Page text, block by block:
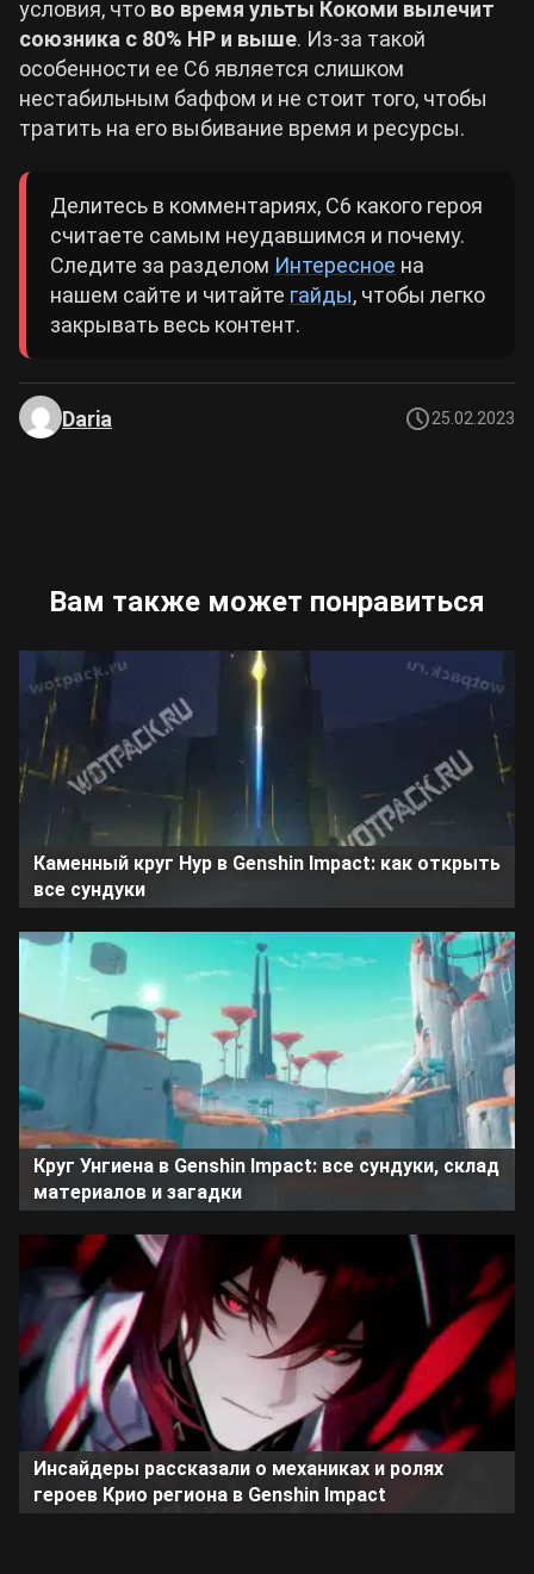
условия, что во время ульты Кокоми вылечит
союзника с 80% HP и выше. Из-за такой
особенности ее С6 является слишком
нестабильным баффом и не стоит того, чтобы
тратить на его выбивание время и ресурсы.
Делитесь в комментариях, С6 какого героя
считаете самым неудавшимся и почему.
Следите за разделом Интересное на
нашем сайте и читайте гайды, чтобы легко
закрывать весь контент.
Daria 25.02.2023
Вам также может понравиться
Каменный круг Нур в Genshin Impact: как открыть
все сундуки
Круг Унгиена в Genshin Impact: все сундуки, склад
материалов и загадки
Инсайдеры рассказали о механиках и ролях
героев Крио региона в Genshin Impact